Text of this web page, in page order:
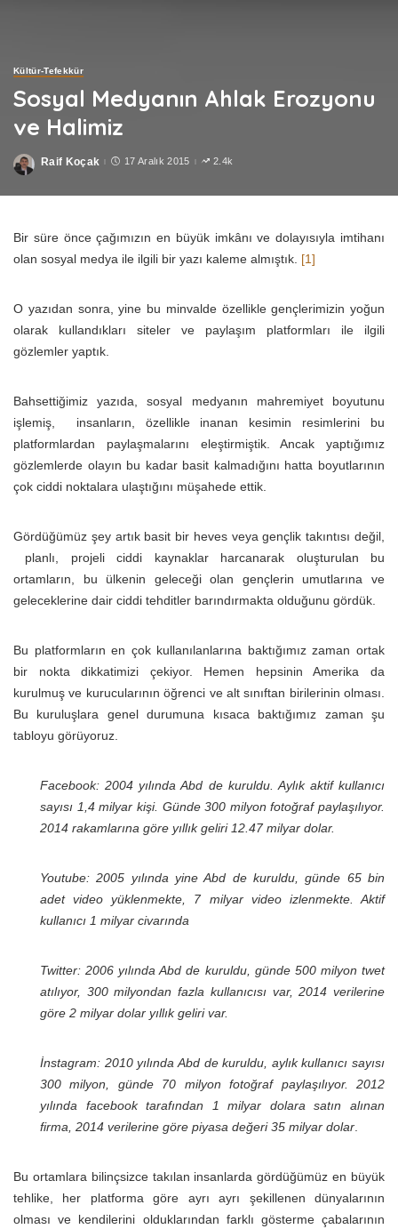
Kültür-Tefekkür
Sosyal Medyanın Ahlak Erozyonu
ve Halimiz
Posted
Raif Koçak 17 Aralık 2015 2.4k
Bir süre önce çağımızın en büyük imkânı ve dolayısıyla imtihanı
olan sosyal medya ile ilgili bir yazı kaleme almıştık. [1]
O yazıdan sonra, yine bu minvalde özellikle gençlerimizin yoğun
olarak kullandıkları siteler ve paylaşım platformları ile ilgili
gözlemler yaptık.
Bahsettiğimiz yazıda, sosyal medyanın mahremiyet boyutunu
işlemiş, insanların, özellikle inanan kesimin resimlerini bu
platformlardan paylaşmalarını eleştirmiştik. Ancak yaptığımız
gözlemlerde olayın bu kadar basit kalmadığını hatta boyutlarının
çok ciddi noktalara ulaştığını müşahede ettik.
Gördüğümüz şey artık basit bir heves veya gençlik takıntısı değil,
planlı, projeli ciddi kaynaklar harcanarak oluşturulan bu
ortamların, bu ülkenin geleceği olan gençlerin umutlarına ve
geleceklerine dair ciddi tehditler barındırmakta olduğunu gördük.
Bu platformların en çok kullanılanlarına baktığımız zaman ortak
bir nokta dikkatimizi çekiyor. Hemen hepsinin Amerika da
kurulmuş ve kurucularının öğrenci ve alt sınıftan birilerinin olması.
Bu kuruluşlara genel durumuna kısaca baktığımız zaman şu
tabloyu görüyoruz.
Facebook: 2004 yılında Abd de kuruldu. Aylık aktif kullanıcı
sayısı 1,4 milyar kişi. Günde 300 milyon fotoğraf paylaşılıyor.
2014 rakamlarına göre yıllık geliri 12.47 milyar dolar.
Youtube: 2005 yılında yine Abd de kuruldu, günde 65 bin
adet video yüklenmekte, 7 milyar video izlenmekte. Aktif
kullanıcı 1 milyar civarında
Twitter: 2006 yılında Abd de kuruldu, günde 500 milyon twet
atılıyor, 300 milyondan fazla kullanıcısı var, 2014 verilerine
göre 2 milyar dolar yıllık geliri var.
İnstagram: 2010 yılında Abd de kuruldu, aylık kullanıcı sayısı
300 milyon, günde 70 milyon fotoğraf paylaşılıyor. 2012
yılında facebook tarafından 1 milyar dolara satın alınan
firma, 2014 verilerine göre piyasa değeri 35 milyar dolar
Bu ortamlara bilinçsizce takılan insanlarda gördüğümüz en büyük
tehlike, her platforma göre ayrı ayrı şekillenen dünyalarının
olması ve kendilerini olduklarından farklı gösterme çabalarının